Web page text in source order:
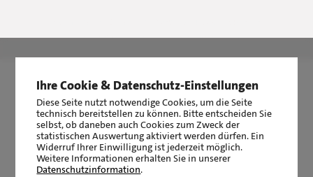
|2511Bewertungen auf ProvenExpert.com
Ihre Cookie & Datenschutz-Einstellungen
Diese Seite nutzt notwendige Cookies, um die Seite
technisch bereitstellen zu können. Bitte entscheiden Sie
selbst, ob daneben auch Cookies zum Zweck der
statistischen Auswertung aktiviert werden dürfen. Ein
Widerruf Ihrer Einwilligung ist jederzeit möglich.
Weitere Informationen erhalten Sie in unserer
Datenschutzinformation.